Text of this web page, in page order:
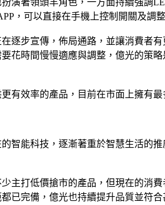
演著領頭羊角色，一方面持續強
，可以直接在手機上控制開關及調
逐步宣傳，佈局通路，並讓消費者
花時間慢慢適應與調整，億光的策
有效率的產品，目前在市面上擁有
智能科技，逐漸著重於智慧生活的
主打低價搶市的產品，但現在的消
已完備，億光也持續提升品質並符